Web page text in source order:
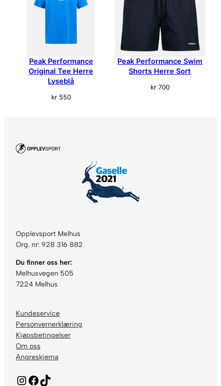
Peak Performance
Original Tee Herre
Lyseblå
kr550
Peak Performance Swim
Shorts Herre Sort
kr700
Opplevsport Melhus
Org. nr: 928 316 882
Du finner oss her:
Melhusvegen 505
7224 Melhus
Kundeservice
Personvernerklæring
Kjøpsbetingelser
Om oss
Angreskjema
Instagram Facebook TikTok